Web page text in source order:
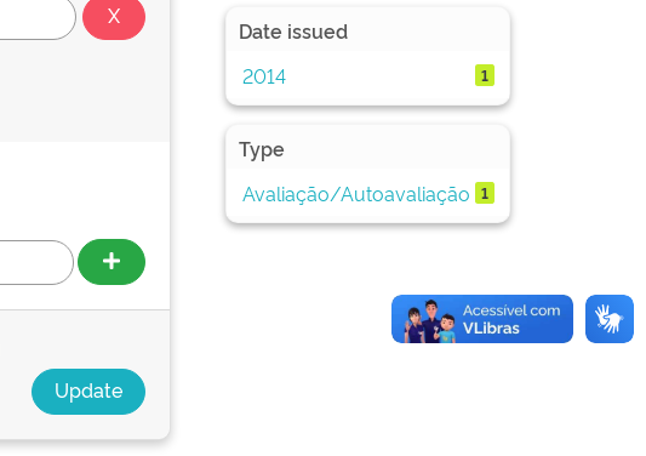
Date issued
2014
1
Type
Avaliação/Autoavaliação 1